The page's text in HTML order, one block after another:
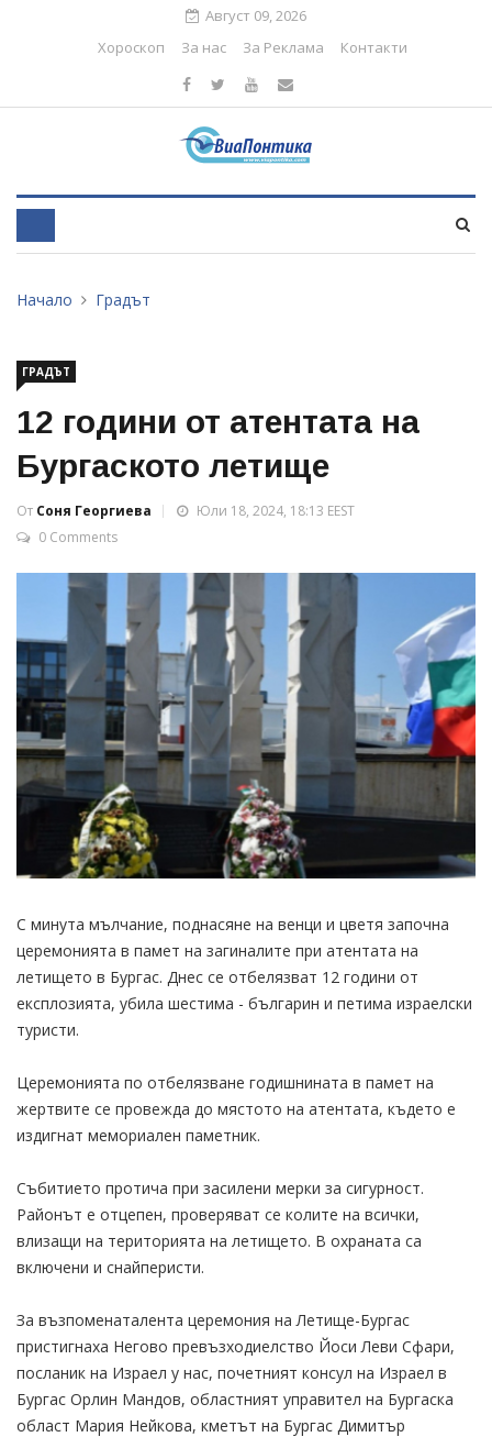
Август 09, 2026
Хороскоп
За нас За Реклама Контакти
Начало Градът
ГРАДЪТ
12 години от атентата на
Бургаското летище
От Соня Георгиева
Юли 18, 2024, 18:13 EEST
0 Comments
С минута мълчание, поднасяне на венци и цветя започна
церемонията в памет на загиналите при атентата на
летището в Бургас. Днес се отбелязват 12 години от
експлозията, убила шестима - българин и петима израелски
туристи.
Церемонията по отбелязване годишнината в памет на
жертвите се провежда до мястото на атентата, където е
издигнат мемориален паметник.
Събитието протича при засилени мерки за сигурност.
Районът е отцепен, проверяват се колите на всички,
влизащи на територията на летището. В охраната са
включени и снайперисти.
За възпоменаталента церемония на Летище-Бургас
пристигнаха Негово превъзходиелство Йоси Леви Сфари,
посланик на Израел у нас, почетният консул на Израел в
Бургас Орлин Мандов, областният управител на Бургаска
област Мария Нейкова, кметът на Бургас Димитър